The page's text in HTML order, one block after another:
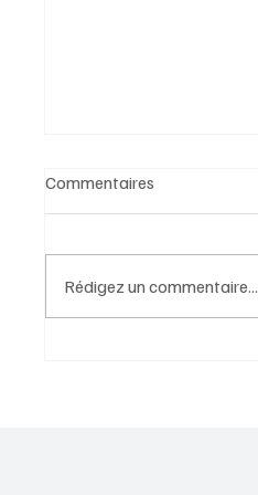
Commentaires
Rédigez un commentaire...